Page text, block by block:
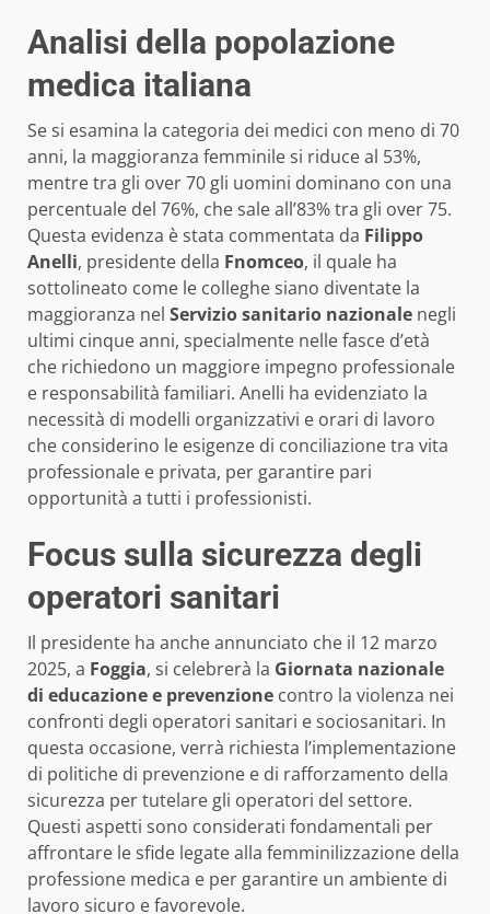
Analisi della popolazione
medica italiana
Se si esamina la categoria dei medici con meno di 70
anni, la maggioranza femminile si riduce al 53%,
mentre tra gli over 70 gli uomini dominano con una
percentuale del 76%, che sale all’83% tra gli over 75.
Questa evidenza è stata commentata da Filippo
Anelli, presidente della Fnomceo, il quale ha
sottolineato come le colleghe siano diventate la
maggioranza nel Servizio sanitario nazionale negli
ultimi cinque anni, specialmente nelle fasce d’età
che richiedono un maggiore impegno professionale
e responsabilità familiari. Anelli ha evidenziato la
necessità di modelli organizzativi e orari di lavoro
che considerino le esigenze di conciliazione tra vita
professionale e privata, per garantire pari
opportunità a tutti i professionisti.
Focus sulla sicurezza degli
operatori sanitari
Il presidente ha anche annunciato che il 12 marzo
2025, a Foggia, si celebrerà la Giornata nazionale
di educazione e prevenzione contro la violenza nei
confronti degli operatori sanitari e sociosanitari. In
questa occasione, verrà richiesta l’implementazione
di politiche di prevenzione e di rafforzamento della
sicurezza per tutelare gli operatori del settore.
Questi aspetti sono considerati fondamentali per
affrontare le sfide legate alla femminilizzazione della
professione medica e per garantire un ambiente di
lavoro sicuro e favorevole.